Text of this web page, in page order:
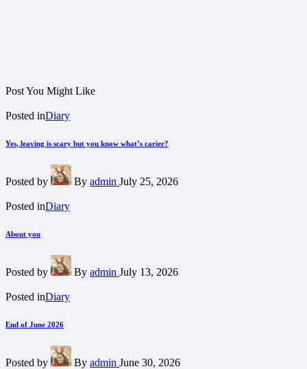
Post You Might Like
Posted inDiary
Yes, leaving is scary but you know what’s carier?
Posted by By admin July 25, 2026
Posted inDiary
About you
Posted by By admin July 13, 2026
Posted inDiary
End of June 2026
Posted by By admin June 30, 2026